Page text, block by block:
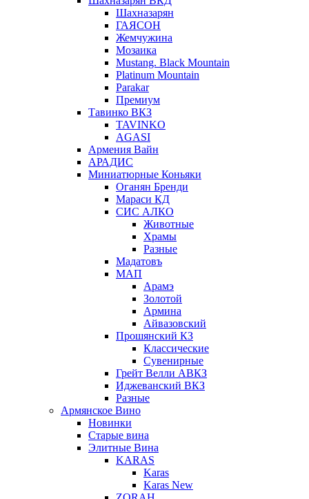
Шахназарян
ГАЯСОН
Жемчужина
Мозаика
Mustang. Black Mountain
Platinum Mountain
Parakar
Премиум
Тавинко ВКЗ
TAVINKO
AGASI
Армения Вайн
АРАДИС
Миниатюрные Коньяки
Оганян Бренди
Мараси КД
СИС АЛКО
Животные
Храмы
Разные
Мадатовъ
МАП
Арамэ
Золотой
Армина
Айвазовский
Прошянский КЗ
Классические
Сувенирные
Грейт Велли АВКЗ
Иджеванский ВКЗ
Разные
Армянское Вино
Новинки
Старые вина
Элитные Вина
KARAS
Karas
Karas New